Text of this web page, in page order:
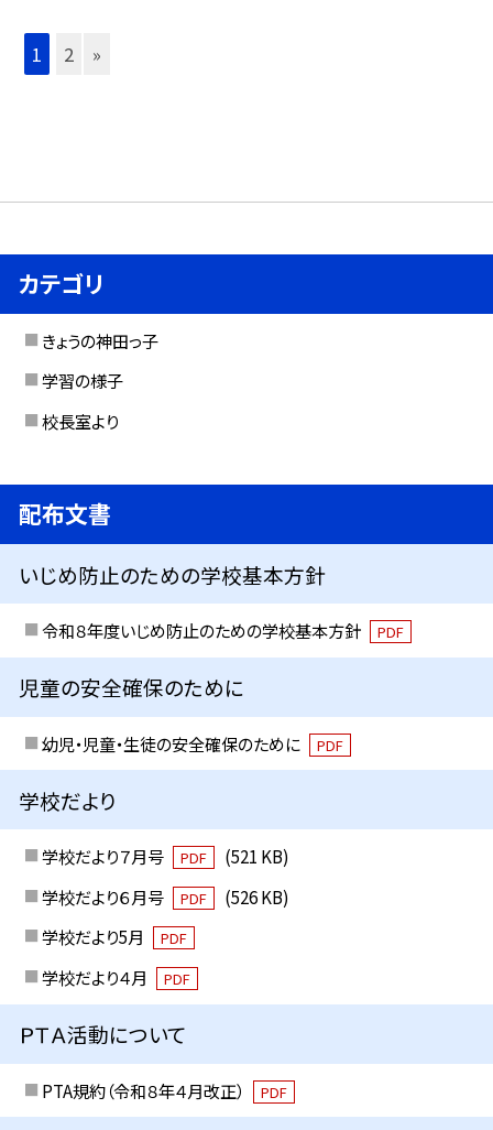
1 2 »
カテゴリ
きょうの神田っ子
学習の様子
校長室より
配布文書
いじめ防止のための学校基本方針
令和８年度いじめ防止のための学校基本方針 PDF
児童の安全確保のために
幼児・児童・生徒の安全確保のために PDF
学校だより
学校だより７月号 PDF
(521 KB)
学校だより６月号
PDF
(526 KB)
学校だより5月
PDF
学校だより４月 PDF
ＰＴＡ活動について
PTA規約（令和８年４月改正） PDF